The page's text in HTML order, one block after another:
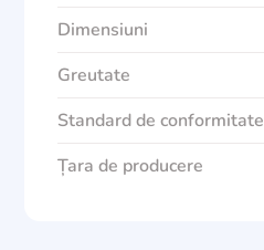
Dimensiuni
Greutate
Standard de conformitate
Țara de producere